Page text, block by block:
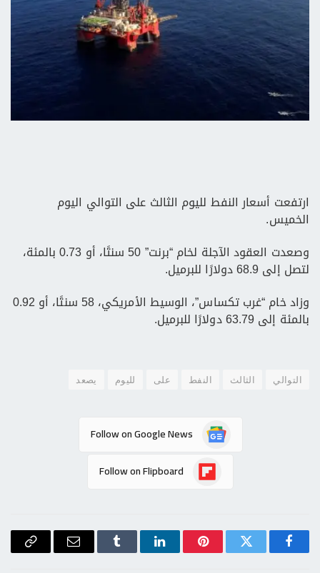
ارتفعت أسعار النفط لليوم الثالث على التوالي اليوم
الخميس.
وصعدت العقود الآجلة لخام “برنت” 50 سنتًا، أو 0.73 بالمئة،
لتصل إلى 68.9 دولارًا للبرميل.
وزاد خام “غرب تكساس”، الوسيط الأمريكي، 58 سنتًا، أو 0.92
بالمئة إلى 63.79 دولارًا للبرميل.
التوالي الثالث النفط على لليوم يصعد
Follow on Google News
Follow on Flipboard
فيسبوكتويتر بينتيريستلينكدإن Tumblr البريد
Copy